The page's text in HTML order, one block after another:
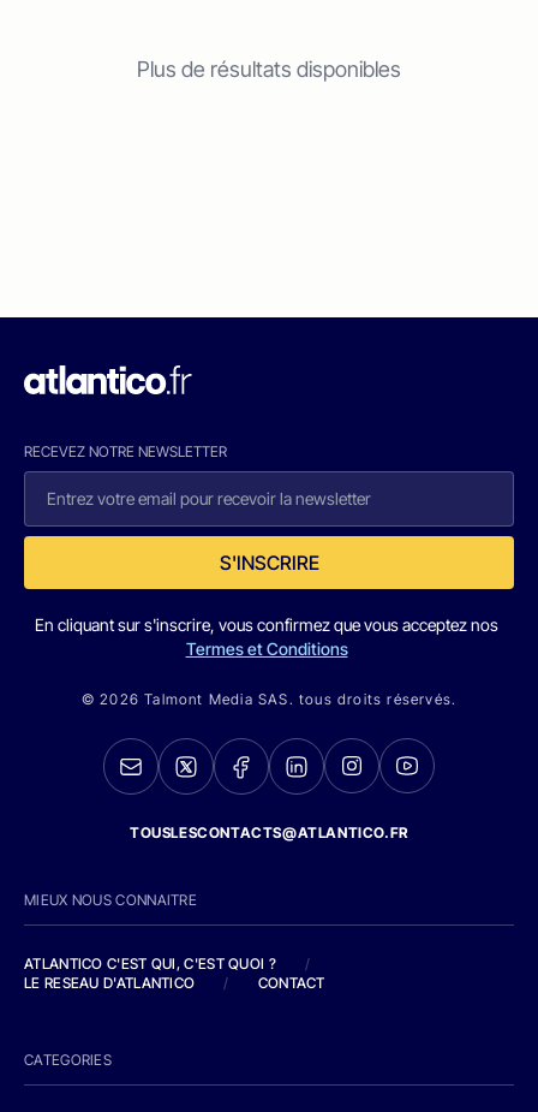
Plus de résultats disponibles
RECEVEZ NOTRE NEWSLETTER
S'INSCRIRE
En cliquant sur s'inscrire, vous confirmez que vous acceptez nos
Termes et Conditions
© 2026 Talmont Media SAS. tous droits réservés.
TOUSLESCONTACTS@ATLANTICO.FR
MIEUX NOUS CONNAITRE
ATLANTICO C'EST QUI, C'EST QUOI ?
/
LE RESEAU D'ATLANTICO
/ CONTACT
CATEGORIES